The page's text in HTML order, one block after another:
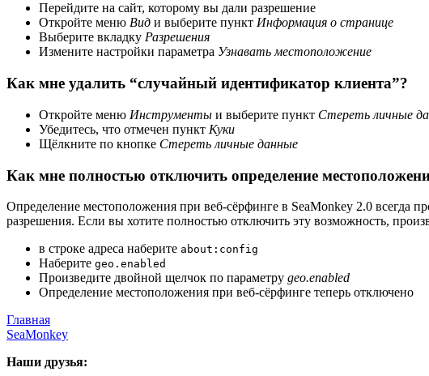
Перейдите на сайт, которому вы дали разрешение
Откройте меню Вид и выберите пункт Информация о странице
Выберите вкладку Разрешения
Измените настройки параметра Узнавать местоположение
Как мне удалить “случайный идентификатор клиента”?
Откройте меню Инструменты и выберите пункт Стереть личные
Убедитесь, что отмечен пункт Куки
Щёлкните по кнопке Стереть личные данные
Как мне полностью отключить определение
Определение местоположения при веб-сёрфинге в SeaMonkey 2.0 всегда
разрешения. Если вы хотите полностью отключить эту возможность,
в строке адреса наберите about:config
Наберите geo.enabled
Произведите двойной щелчок по параметру geo.enabled
Определение местоположения при веб-сёрфинге теперь отключено
Главная
SeaMonkey
Наши друзья: